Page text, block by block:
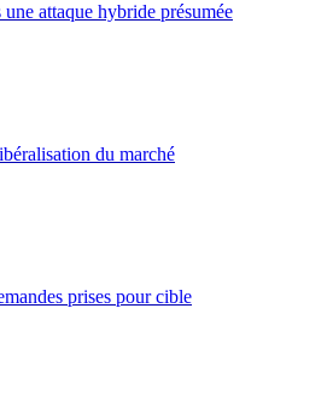
attaque hybride présumée
du marché
prises pour cible